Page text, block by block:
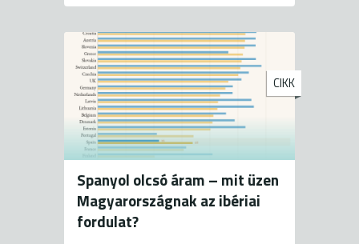
CIKK
Spanyol olcsó áram – mit üzen
Magyarországnak az ibériai
fordulat?